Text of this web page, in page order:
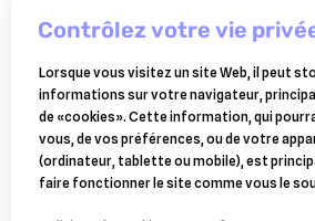
PURINA
purina pro plan chat
vet diets en st/ox
contrôlez votre vie
Lorsque vous visitez un site Web, il peut
informations sur votre navigateur,
de «cookies». Cette information, qui
vous, de vos préférences, ou de votre
(ordinateur, tablette ou mobile), est
faire fonctionner le site comme vous le